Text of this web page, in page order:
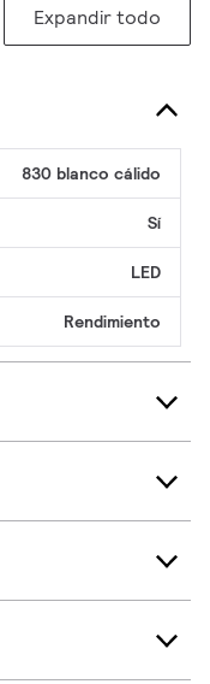
Expandir todo
830 blanco cálido
Sí
LED
Rendimiento